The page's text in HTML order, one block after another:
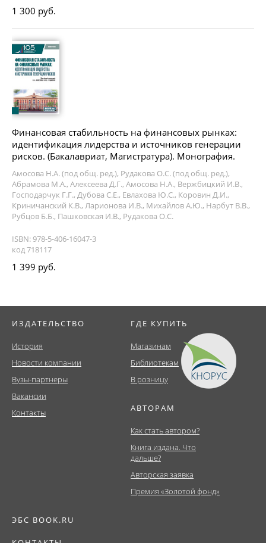
1 300 руб.
Финансовая стабильность на финансовых рынках:
идентификация лидерства и источников генерации
рисков. (Бакалавриат, Магистратура). Монография.
Амосова Н.А. (под общ. ред.), Рудакова О.С. (под общ. ред.),
Абрамова М.А., Алексеева Д.Г., Амосова Н.А., Вержбицкий И.В.,
Господарчук Г.Г., Дубова С.Е., Евлахова Ю.С., Коровин Д.И.,
Криничанский К.В., Ларионова И.В., Михайлов А.Ю., Нарбут В.В.,
Рубцов Б.Б., Пашковская И.В., Рудакова О.С.
ISBN: 978-5-406-16047-3
код 718117
1 399 руб.
ИЗДАТЕЛЬСТВО
История
Новости компании
Вузы-партнеры
Вакансии
Контакты
ГДЕ КУПИТЬ
Магазинам
Библиотекам
В розницу
АВТОРАМ
Как стать автором?
Книга издана. Что
дальше?
Авторская заявка
Премия «Золотой фонд»
ЭБС BOOK.RU